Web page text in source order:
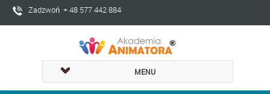
Zadzwoń + 48 577 442 884
MENU